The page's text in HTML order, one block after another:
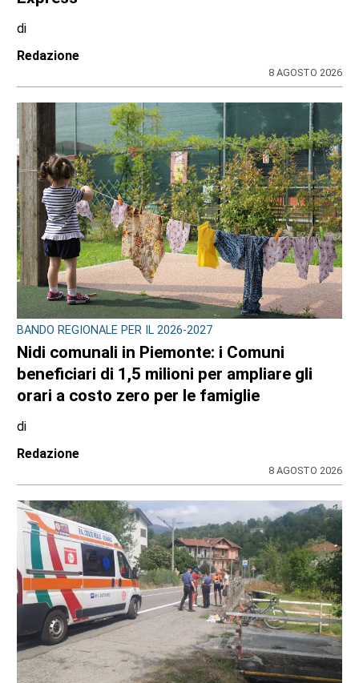
ULTIME NOTIZIE
CRONACA
Ciclisti travolti a Lanzo: arrestato per
tentato omicidio il 73enne Giuseppe
Campagna. Spuntano le segnalazioni dei
lettori
Redazione
8 AGOSTO 2026